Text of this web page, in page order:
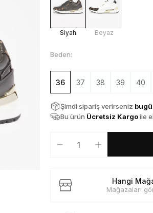
Siyah Beyaz
Beden:
36 37 38 39 40
Şimdi sipariş verirseniz
Bu ürün Ücretsiz Kargoile
Hangi
Mağazaları